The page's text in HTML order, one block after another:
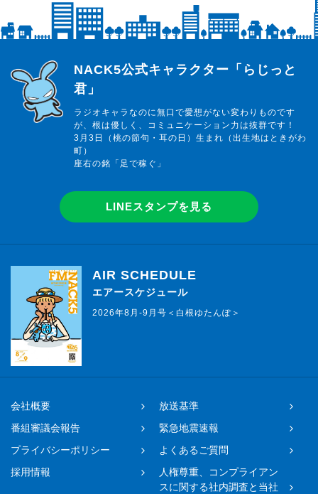
らじっと君
NACK5公式キャラクター「らじっと
君」
ラジオキャラなのに無口で愛想がない変わりものです
が、根は優しく、コミュニケーション力は抜群です！
3月3日（桃の節句・耳の日）生まれ（出生地はときがわ
町）
座右の銘「足で稼ぐ」
LINEスタンプを見る
AIR SCHEDULE
エアースケジュール
2026年8月-9月号＜白根ゆたんぽ＞
会社概要
放送基準
番組審議会報告
緊急地震速報
プライバシーポリシー
よくあるご質問
採用情報
人権尊重、コンプライアン
スに関する社内調査と当社